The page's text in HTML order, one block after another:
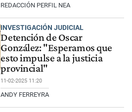
REDACCIÓN PERFIL NEA
INVESTIGACIÓN JUDICIAL
Detención de Oscar
González: "Esperamos que
esto impulse a la justicia
provincial"
11-02-2025 11:20
ANDY FERREYRA